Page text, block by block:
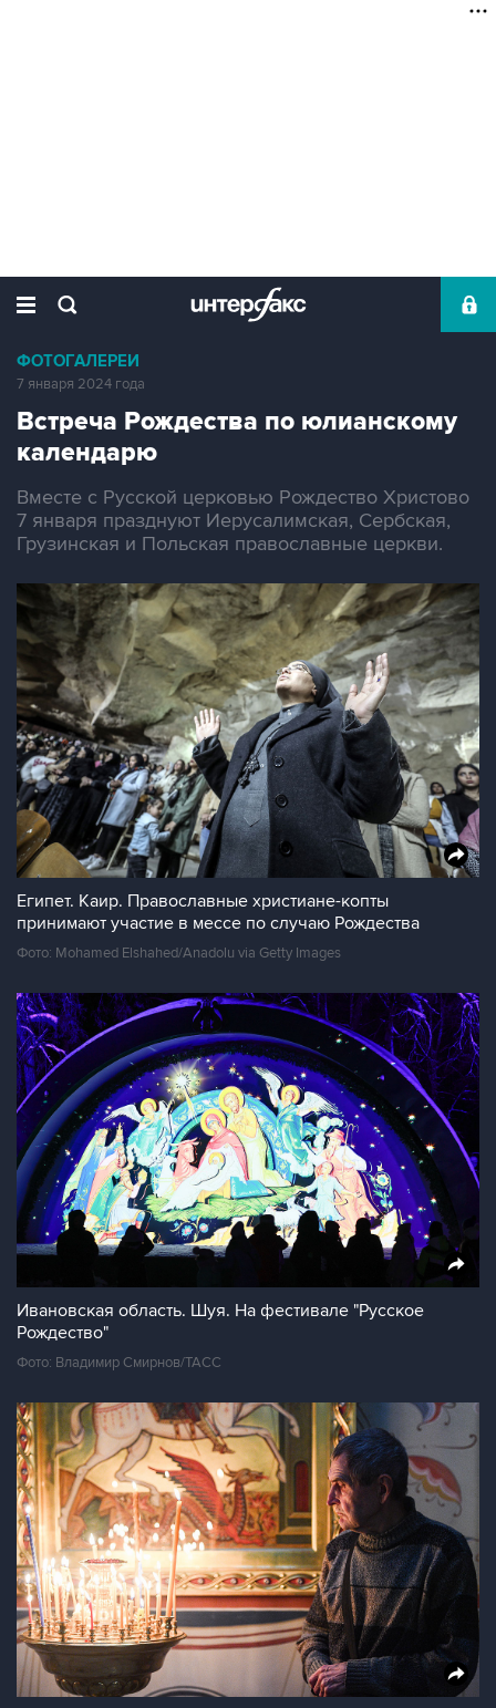
ФОТОГАЛЕРЕИ
7 января 2024 года
Встреча Рождества по юлианскому
календарю
Вместе с Русской церковью Рождество Христово
7 января празднуют Иерусалимская, Сербская,
Грузинская и Польская православные церкви.
Египет. Каир. Православные христиане-копты
принимают участие в мессе по случаю Рождества
Фото: Mohamed Elshahed/Anadolu via Getty Images
Ивановская область. Шуя. На фестивале "Русское
Рождество"
Фото: Владимир Смирнов/ТАСС